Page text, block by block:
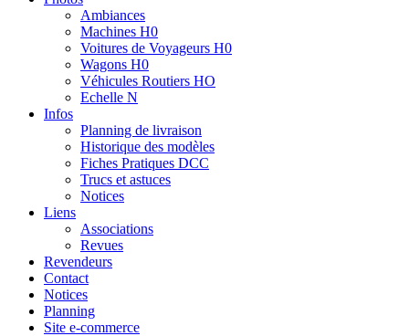
Ambiances
Machines H0
Voitures de Voyageurs H0
Wagons H0
Véhicules Routiers HO
Echelle N
Infos
Planning de livraison
Historique des modèles
Fiches Pratiques DCC
Trucs et astuces
Notices
Liens
Associations
Revues
Revendeurs
Contact
Notices
Planning
Site e-commerce